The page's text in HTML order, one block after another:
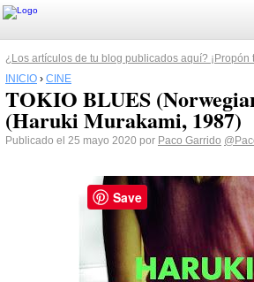
¿Los artículos de tu blog publicados aquí? ¡Propón
INICIO › CINE
TOKIO BLUES
(Haruki Murakami, 1987)
Publicado el 25 mayo 2020 por Paco Garrido
Save